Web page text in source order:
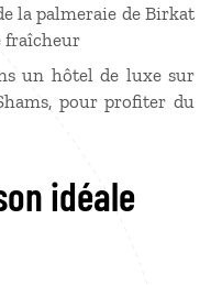
la palmeraie de Birkat
fraîcheur
un hôtel de luxe sur
pour profiter du